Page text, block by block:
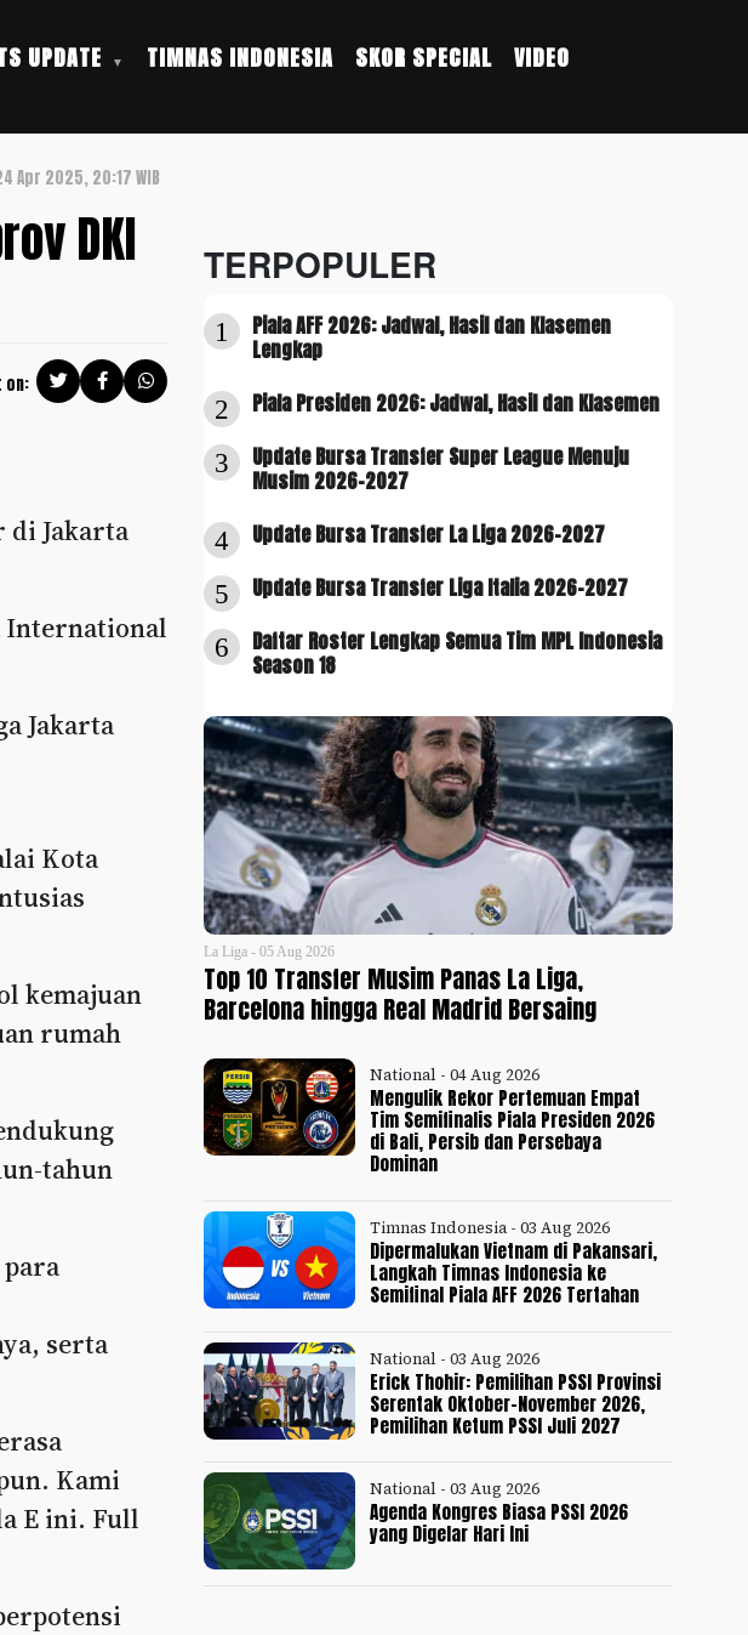
UPDATE TIMNAS INDONESIA SKOR SPECIAL VIDEO
Apr 2025, 20:17 WIB
DKI
on:
di Jakarta
International
Jakarta
Kota
kemajuan
rumah
tahun
serta
Kami
E ini. Full
TERPOPULER
1
Piala AFF 2026: Jadwal, Hasil dan Klasemen
Lengkap
2 Piala Presiden 2026: Jadwal, Hasil dan Klasemen
3
Update Bursa Transfer Super League Menuju
Musim 2026-2027
4 Update Bursa Transfer La Liga 2026-2027
5 Update Bursa Transfer Liga Italia 2026-2027
6
Daftar Roster Lengkap Semua Tim MPL Indonesia
Season 18
La Liga - 05 Aug 2026
Top 10 Transfer Musim Panas La Liga,
Barcelona hingga Real Madrid Bersaing
National - 04 Aug 2026
Mengulik Rekor Pertemuan Empat
Tim Semifinalis Piala Presiden 2026
di Bali, Persib dan Persebaya
Dominan
Timnas Indonesia - 03 Aug 2026
Dipermalukan Vietnam di Pakansari,
Langkah Timnas Indonesia ke
Semifinal Piala AFF 2026 Tertahan
National - 03 Aug 2026
Erick Thohir: Pemilihan PSSI Provinsi
Serentak Oktober-November 2026,
Pemilihan Ketum PSSI Juli 2027
National - 03 Aug 2026
Agenda Kongres Biasa PSSI 2026
yang Digelar Hari Ini